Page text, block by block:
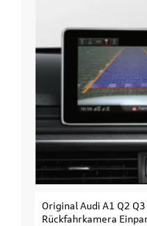
Original Audi A1 Q2
Rückfahrkamera